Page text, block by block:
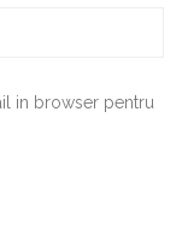
in browser pentru